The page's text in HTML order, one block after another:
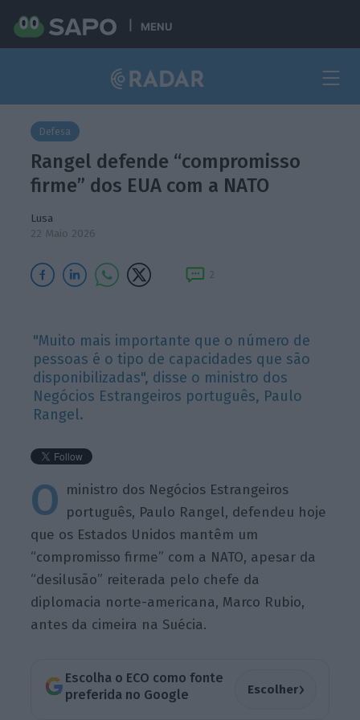
MENU
Defesa
Rangel defende “compromisso
firme” dos EUA com a NATO
Lusa
22 Maio 2026
2
"Muito mais importante que o número de
pessoas é o tipo de capacidades que são
disponibilizadas", disse o ministro dos
Negócios Estrangeiros português, Paulo
Rangel.
O ministro dos Negócios Estrangeiros
português, Paulo Rangel, defendeu hoje
que os Estados Unidos mantêm um
“compromisso firme” com a NATO, apesar da
“desilusão” reiterada pelo chefe da
diplomacia norte-americana, Marco Rubio,
antes da cimeira na Suécia.
Escolha o ECO como fonte
preferida no Google
Escolher›